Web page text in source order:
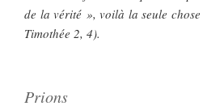
de la vérité », voilà la seule
Timothée 2, 4).
Prions